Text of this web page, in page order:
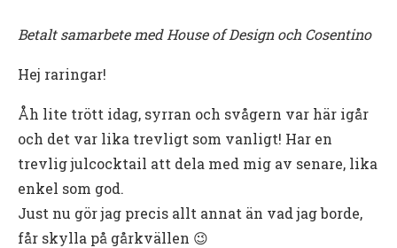
Betalt samarbete med House of Design och Cosentino
Hej raringar!
Åh lite trött idag, syrran och svågern var här igår
och det var lika trevligt som vanligt! Har en
trevlig julcocktail att dela med mig av senare, lika
enkel som god.
Just nu gör jag precis allt annat än vad jag borde,
får skylla på gårkvällen 😉